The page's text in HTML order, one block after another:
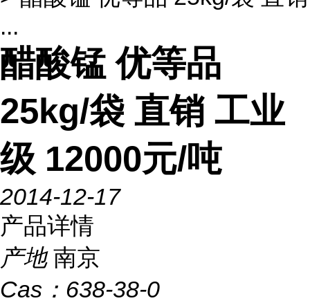
...
醋酸锰 优等品
25kg/袋 直销 工业
级 12000元/吨
2014-12-17
产品详情
产地 南京
Cas： 638-38-0